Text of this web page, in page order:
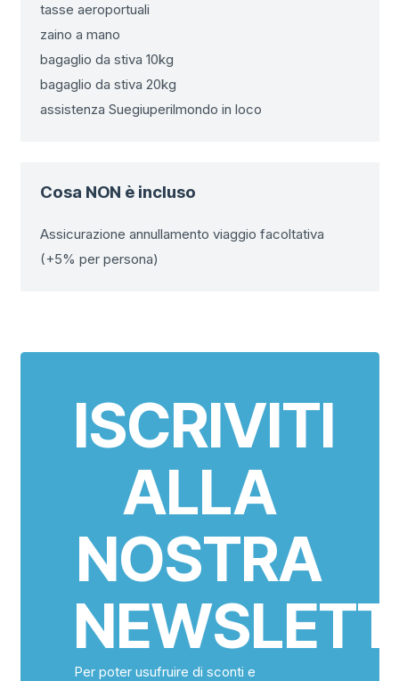
tasse aeroportuali
zaino a mano
bagaglio da stiva 10kg
bagaglio da stiva 20kg
assistenza Suegiuperilmondo in loco
Cosa NON è incluso
Assicurazione annullamento viaggio facoltativa
(+5% per persona)
ISCRIVITI
ALLA
NOSTRA
Per poter usufruire di sconti e